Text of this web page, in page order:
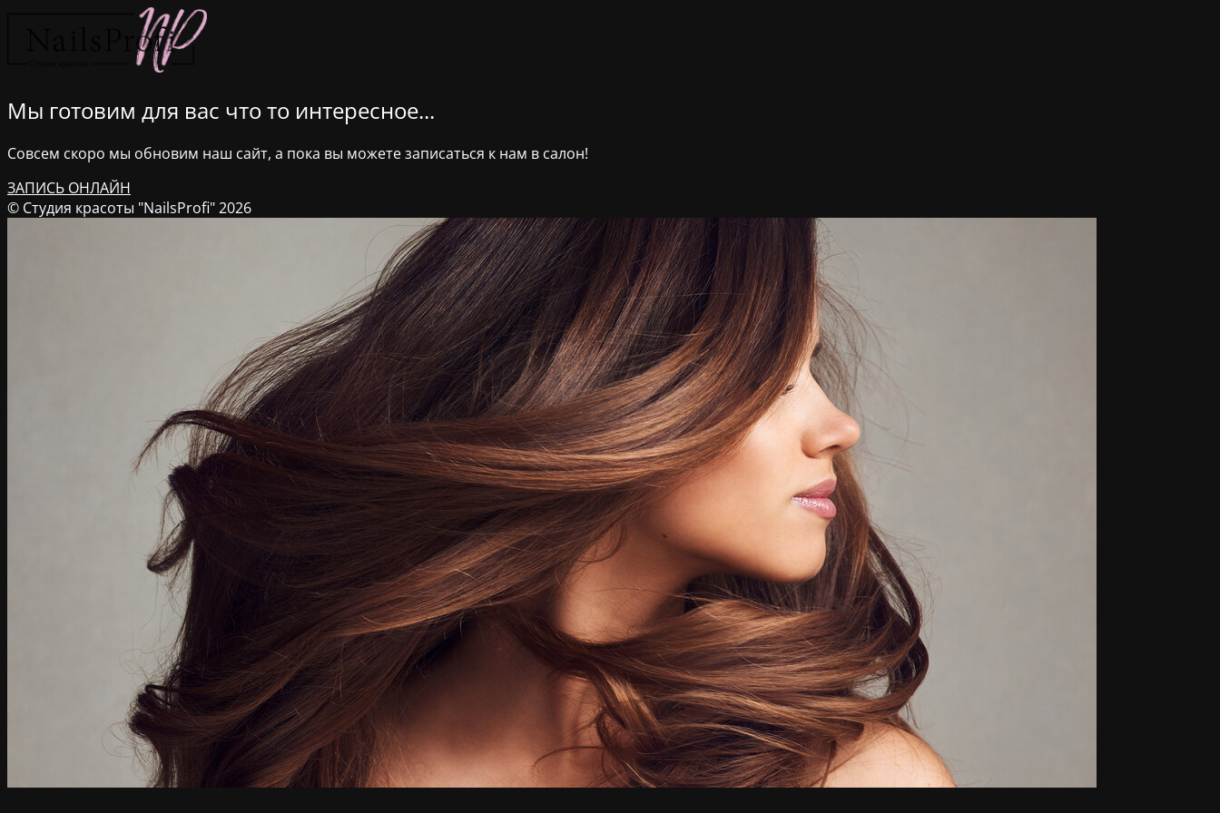
Мы готовим для вас что то интересное...
Совсем скоро мы обновим наш сайт, а пока вы можете записаться к нам в салон!
ЗАПИСЬ ОНЛАЙН
© Студия красоты "NailsProfi" 2026